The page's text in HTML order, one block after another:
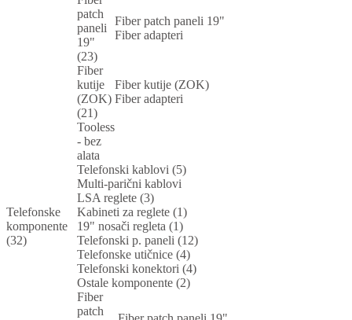
patch
paneli
19"
(23)
Fiber patch paneli 19"
Fiber adapteri
Fiber
kutije
(ZOK)
(21)
Fiber kutije (ZOK)
Fiber adapteri
Tooless
- bez
alata
Telefonske
komponente
(32)
Telefonski kablovi (5)
Multi-parični kablovi
LSA reglete (3)
Kabineti za reglete (1)
19" nosači regleta (1)
Telefonski p. paneli (12)
Telefonske utičnice (4)
Telefonski konektori (4)
Ostale komponente (2)
Fiber
patch